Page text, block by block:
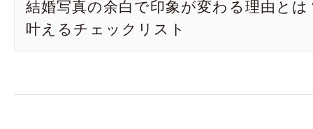
結婚写真の余白で印象が変わる理由とは
叶えるチェックリスト